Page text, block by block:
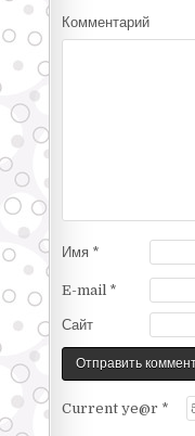
Комментарий
Имя *
E-mail *
Сайт
Current ye@r *